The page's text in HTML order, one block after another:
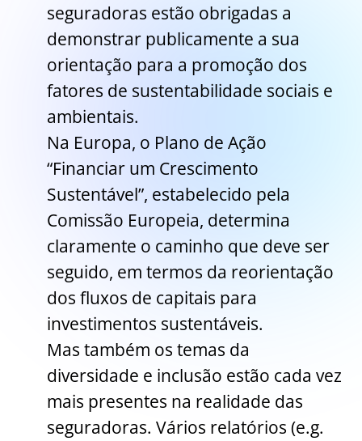
seguradoras estão obrigadas a
demonstrar publicamente a sua
orientação para a promoção dos
fatores de sustentabilidade sociais e
ambientais.
Na Europa, o Plano de Ação
“Financiar um Crescimento
Sustentável”, estabelecido pela
Comissão Europeia, determina
claramente o caminho que deve ser
seguido, em termos da reorientação
dos fluxos de capitais para
investimentos sustentáveis.
Mas também os temas da
diversidade e inclusão estão cada vez
mais presentes na realidade das
seguradoras. Vários relatórios (e.g.